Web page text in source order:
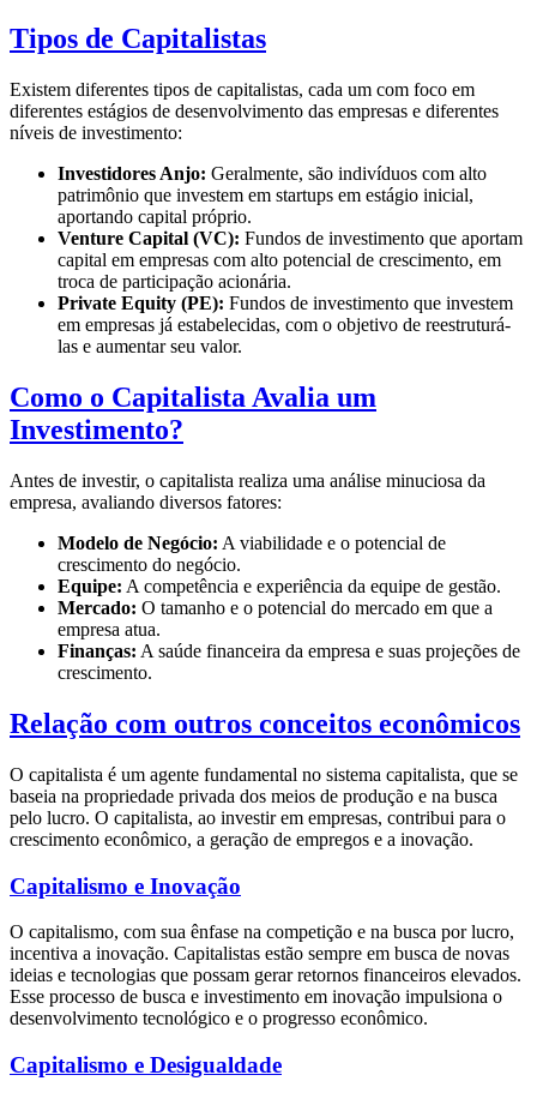
Tipos de Capitalistas
Existem diferentes tipos de capitalistas, cada um com foco em
diferentes estágios de desenvolvimento das empresas e diferentes
níveis de investimento:
Investidores Anjo: Geralmente, são indivíduos com alto
patrimônio que investem em startups em estágio inicial,
aportando capital próprio.
Venture Capital (VC): Fundos de investimento que aportam
capital em empresas com alto potencial de crescimento, em
troca de participação acionária.
Private Equity (PE): Fundos de investimento que investem
em empresas já estabelecidas, com o objetivo de reestruturá-
las e aumentar seu valor.
Como o Capitalista Avalia um
Investimento?
Antes de investir, o capitalista realiza uma análise minuciosa da
empresa, avaliando diversos fatores:
Modelo de Negócio: A viabilidade e o potencial de
crescimento do negócio.
Equipe: A competência e experiência da equipe de gestão.
Mercado: O tamanho e o potencial do mercado em que a
empresa atua.
Finanças: A saúde financeira da empresa e suas projeções de
crescimento.
Relação com outros conceitos econômicos
O capitalista é um agente fundamental no sistema capitalista, que se
baseia na propriedade privada dos meios de produção e na busca
pelo lucro. O capitalista, ao investir em empresas, contribui para o
crescimento econômico, a geração de empregos e a inovação.
Capitalismo e Inovação
O capitalismo, com sua ênfase na competição e na busca por lucro,
incentiva a inovação. Capitalistas estão sempre em busca de novas
ideias e tecnologias que possam gerar retornos financeiros elevados.
Esse processo de busca e investimento em inovação impulsiona o
desenvolvimento tecnológico e o progresso econômico.
Capitalismo e Desigualdade